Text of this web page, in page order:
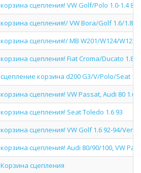
корзина сцепления! VW Golf/Polo 1.0-1.4
корзина сцепления!/ VW Bora/Golf 1.6/1.8/
корзина сцепления!/ MB W201/W124/W123
корзина сцепления! Fiat Croma/Ducato 1.8/
сцепление корзина d200 G3/V/Polo/Seat
корзина сцепления! VW Passat, Audi 80 1.6/
корзина сцепления! Seat Toledo 1.6 93
корзина сцепления! VW Golf 1.6 92-94/
корзина сцепления! Audi 80/90/100, VW
Корзина сцепления